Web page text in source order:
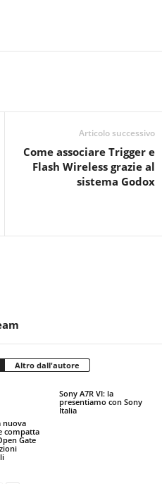
Articolo successivo
Come associare Trigger e
Flash Wireless grazie al
sistema Godox
Altro dall'autore
nuova
compatta
Gate
Sony A7R VI: la
presentiamo con Sony
Italia